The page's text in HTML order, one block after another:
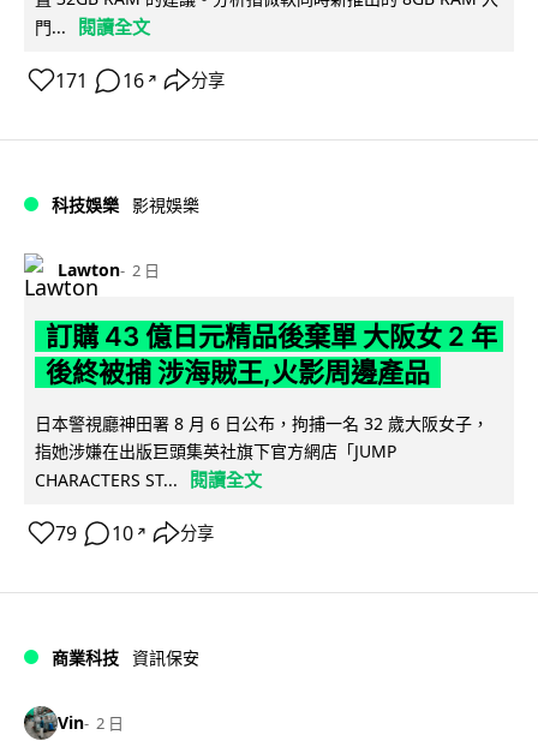
門...
閱讀全文
171 16 ↗ 分享
科技娛樂 影視娛樂
Lawton 2 日
訂購 43 億日元精品後棄單 大阪女 2 年
後終被捕 涉海賊王,火影周邊產品
日本警視廳神田署 8 月 6 日公布，拘捕一名 32 歲大阪女子，
指她涉嫌在出版巨頭集英社旗下官方網店「JUMP
CHARACTERS ST...
閱讀全文
79 10 ↗ 分享
商業科技 資訊保安
Vin 2 日